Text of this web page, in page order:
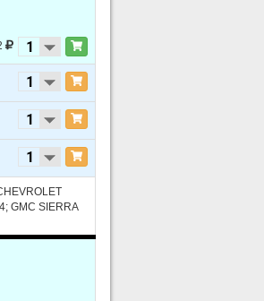
GMC SIERRA